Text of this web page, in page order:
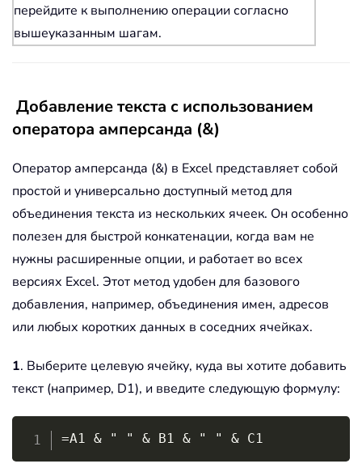
перейдите к выполнению операции согласно
вышеуказанным шагам.
Добавление текста с использованием
оператора амперсанда (&)
Оператор амперсанда (&) в Excel представляет собой
простой и универсально доступный метод для
объединения текста из нескольких ячеек. Он особенно
полезен для быстрой конкатенации, когда вам не
нужны расширенные опции, и работает во всех
версиях Excel. Этот метод удобен для базового
добавления, например, объединения имен, адресов
или любых коротких данных в соседних ячейках.
1. Выберите целевую ячейку, куда вы хотите добавить
текст (например, D1), и введите следующую формулу:
=A1 & " " & B1 & " " & C1